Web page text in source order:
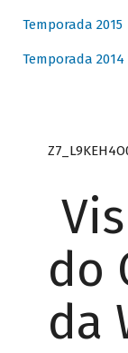
Temporada 2015
Temporada 2014
do
da